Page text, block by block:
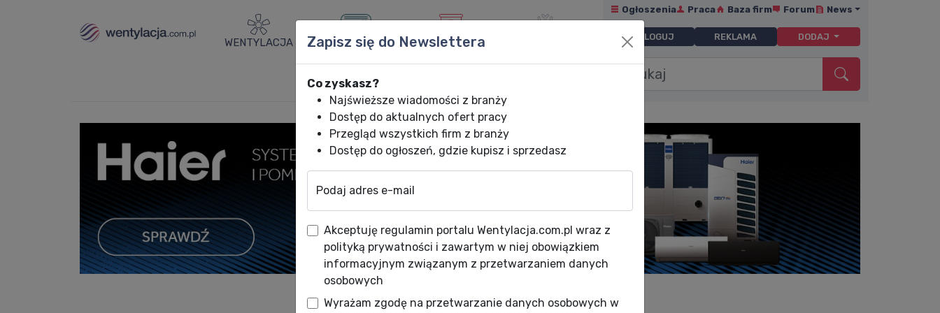
WENTYLACJA KLIMATYZACJA OGRZEWANIE
Ogłoszenia Praca Baza firm Forum News
ZALOGUJ REKLAMA DODAJ
Zapisz się do Newslettera
Co zyskasz?
Najświeższe wiadomości z branży
Dostęp do aktualnych ofert pracy
Przegląd wszystkich firm z branży
Dostęp do ogłoszeń, gdzie kupisz i sprzedasz
Podaj adres e-mail
Akceptuję regulamin portalu Wentylacja.com.pl wraz z
polityką prywatności i zawartym w niej obowiązkiem
informacyjnym związanym z przetwarzaniem danych
osobowych
Wyrażam zgodę na przetwarzanie danych osobowych w